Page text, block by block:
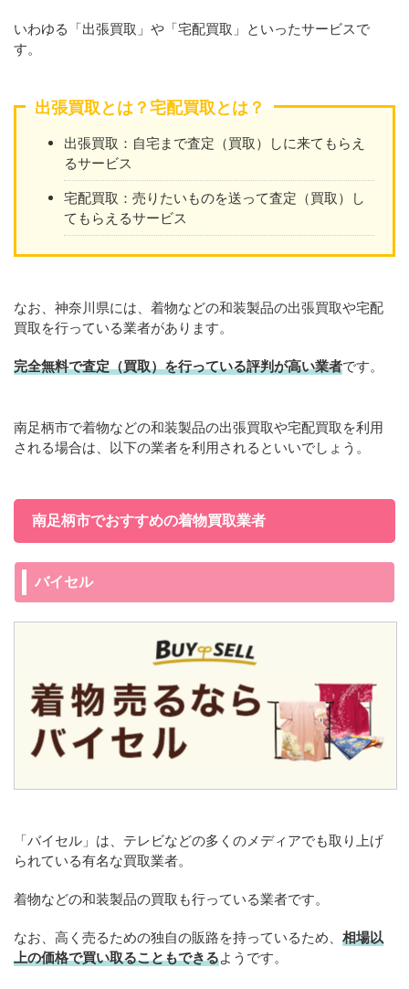
いわゆる「出張買取」や「宅配買取」といったサービスで
す。
出張買取とは？宅配買取とは？
出張買取：自宅まで査定（買取）しに来てもらえ
るサービス
宅配買取：売りたいものを送って査定（買取）し
てもらえるサービス
なお、神奈川県には、着物などの和装製品の出張買取や宅配
買取を行っている業者があります。
完全無料で査定（買取）を行っている評判が高い業者です。
南足柄市で着物などの和装製品の出張買取や宅配買取を利用
される場合は、以下の業者を利用されるといいでしょう。
南足柄市でおすすめの着物買取業者
バイセル
「バイセル」は、テレビなどの多くのメディアでも取り上げ
られている有名な買取業者。
着物などの和装製品の買取も行っている業者です。
なお、高く売るための独自の販路を持っているため、 相場以
上の価格で買い取ることもできるようです。